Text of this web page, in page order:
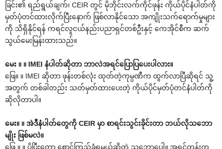
ခြင်း၏ ရည်ရွယ်ချက်၊ CEIR တွင် မိုဘိုင်းလက်ကိုင်ဖုန်း ကိုယ်ပိုင်နံပါတ်ကို
မှတ်ပုံတင်ထားလိုက်ပြီးနောက် ဖြစ်လာနိုင်သော အကျိုးသက်ရောက်မှုများ
ကို သိရှိနိုင်ရန် ကရင်လူငယ်နည်းပညာရှင်တစ်ဦးနှင့် ကေအိုင်စီက ဆက်
သွယ်မေးမြန်းထားသည်။
မေး ။ ။ IMEI နံပါတ်ဆိုတာ ဘာလဲအရင်ပြောပြပေးပါလား။
ဖြေ။ ။ IMEI ဆိုတာ ဖုန်းတစ်လုံး ထုတ်တဲ့ကုမ္ပဏီက ထွက်လာပြီဆိုရင် သူ့
အတွက် တစ်ခါတည်း သတ်မှတ်ထားပေးတဲ့ ကိုယ်ပိုင်မှတ်ပုံတင်နံပါတ်ကို
ဆိုလိုတာပါ။
မေး။ ။ အဲဒီနံပါတ်တွေကို CEIR မှာ စာရင်းသွင်းခိုင်းတာ ဘယ်လိုသဘော
မျိုး ဖြစ်မလဲ။
ဖြေ ။ ။ ပိုပြီးတော့ စောင့်ကြည့်ခံရမယ်ဆိုတဲ့ သဘောပေါ့။ အရင်တုန်းက